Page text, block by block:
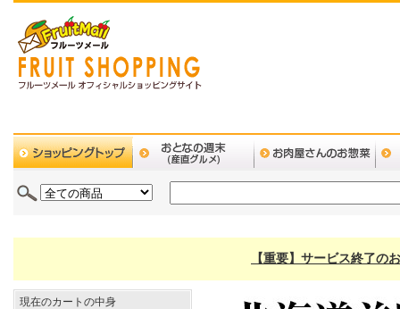
【重要】サービス終了の
現在のカートの中身